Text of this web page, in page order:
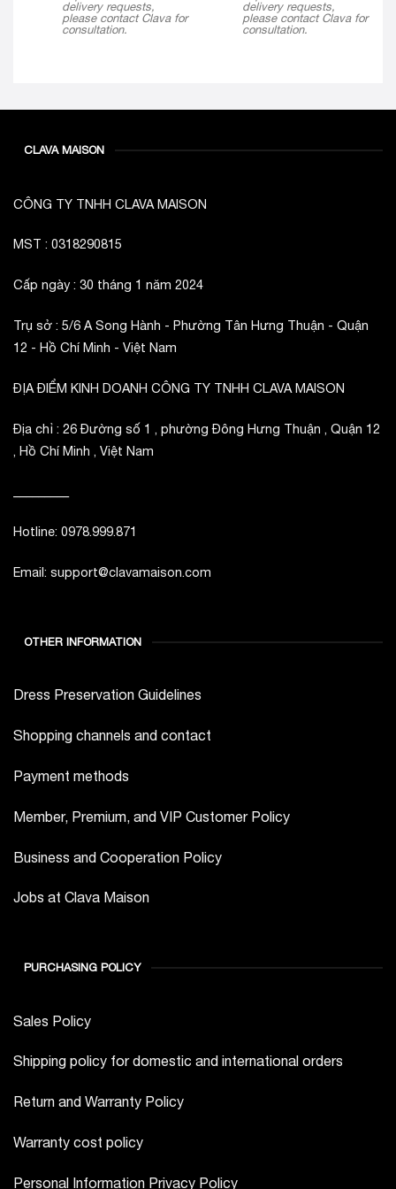
delivery requests,
please contact Clava for
consultation.
delivery requests,
please contact Clava for
consultation.
CLAVA MAISON
CÔNG TY TNHH CLAVA MAISON
MST : 0318290815
Cấp ngày : 30 tháng 1 năm 2024
Trụ sở : 5/6 A Song Hành - Phường Tân Hưng Thuận - Quận
12 - Hồ Chí Minh - Việt Nam
ĐỊA ĐIỂM KINH DOANH CÔNG TY TNHH CLAVA MAISON
Địa chỉ : 26 Đường số 1 , phường Đông Hưng Thuận , Quận 12
, Hồ Chí Minh , Việt Nam
Hotline: 0978.999.871
Email: support@clavamaison.com
OTHER INFORMATION
Dress Preservation Guidelines
Shopping channels and contact
Payment methods
Member, Premium, and VIP Customer Policy
Business and Cooperation Policy
Jobs at Clava Maison
PURCHASING POLICY
Sales Policy
Shipping policy for domestic and international orders
Return and Warranty Policy
Warranty cost policy
Personal Information Privacy Policy